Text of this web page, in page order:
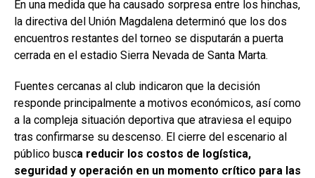
En una medida que ha causado sorpresa entre los hinchas,
la directiva del Unión Magdalena determinó que los dos
encuentros restantes del torneo se disputarán a puerta
cerrada en el estadio Sierra Nevada de Santa Marta.
Fuentes cercanas al club indicaron que la decisión
responde principalmente a motivos económicos, así como
a la compleja situación deportiva que atraviesa el equipo
tras confirmarse su descenso. El cierre del escenario al
público busca reducir los costos de logística,
seguridad y operación en un momento crítico para las